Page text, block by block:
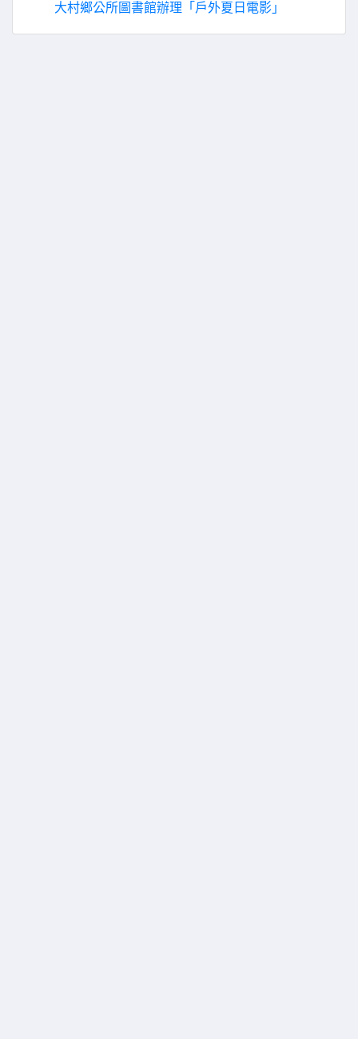
大村鄉公所圖書館辦理「戶外夏日電影」